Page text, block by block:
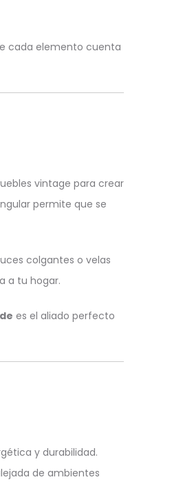
cada elemento cuenta
vintage para crear
permite que se
colgantes o velas
a tu hogar.
es el aliado perfecto
y durabilidad.
de ambientes